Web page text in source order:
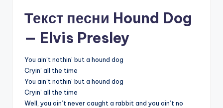
Текст песни Hound Dog
— Elvis Presley
You ain’t nothin’ but a hound dog
Cryin’ all the time
You ain’t nothin’ but a hound dog
Cryin’ all the time
Well, you ain’t never caught a rabbit and you ain’t no